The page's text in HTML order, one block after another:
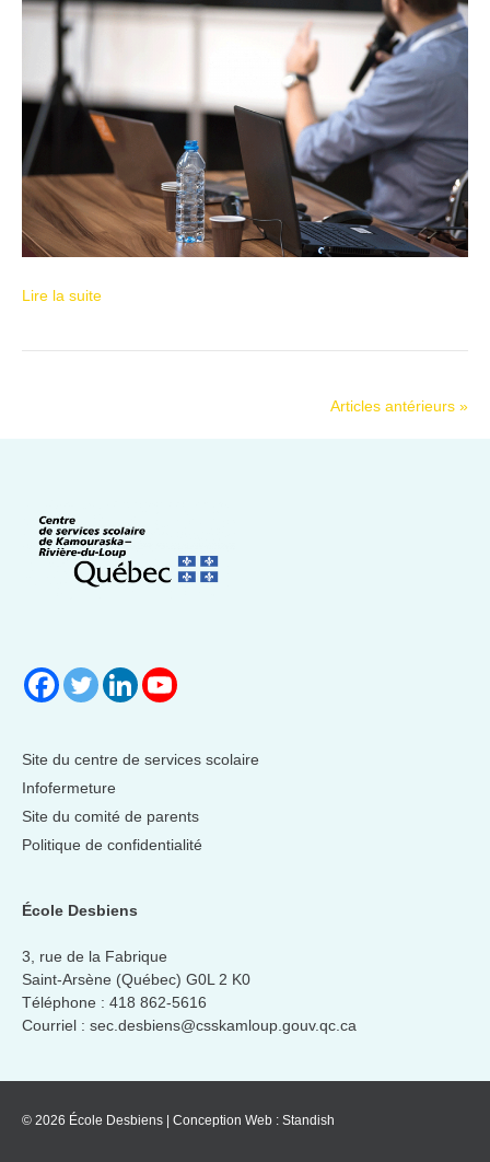
Lire la suite
Articles antérieurs »
Site du centre de services scolaire
Infofermeture
Site du comité de parents
Politique de confidentialité
École Desbiens
3, rue de la Fabrique
Saint-Arsène (Québec) G0L 2 K0
Téléphone : 418 862-5616
Courriel : sec.desbiens@csskamloup.gouv.qc.ca
© 2026 École Desbiens | Conception Web : Standish